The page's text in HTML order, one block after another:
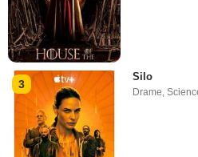
3
Silo
Drame ,